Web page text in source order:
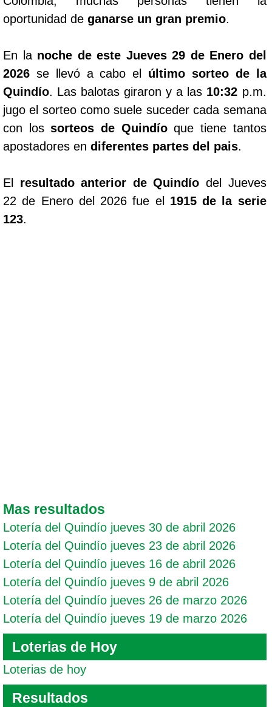
oportunidad de ganarse un gran premio.
En la noche de este Jueves 29 de Enero del
2026 se llevó a cabo el último sorteo de la
Quindío. Las balotas giraron y a las 10:32 p.m.
jugo el sorteo como suele suceder cada semana
con lossorteos de Quindíoque tiene tantos
apostadores en diferentes partes del pais.
El resultado anterior de Quindío del Jueves
22 de Enero del 2026 fue el 1915 de la serie
123.
Mas resultados
Lotería del Quindío jueves 30 de abril 2026
Lotería del Quindío jueves 23 de abril 2026
Lotería del Quindío jueves 16 de abril 2026
Lotería del Quindío jueves 9 de abril 2026
Lotería del Quindío jueves 26 de marzo 2026
Lotería del Quindío jueves 19 de marzo 2026
Loterias de Hoy
Loterias de hoy
Resultados